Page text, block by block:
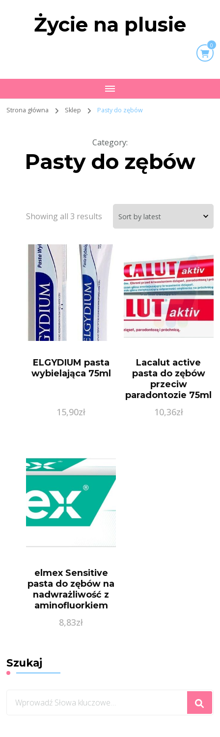
Życie na plusie
0
Strona główna Sklep Pasty do zębów
Category:
Pasty do zębów
Showing all 3 results
ELGYDIUM pasta
wybielająca 75ml
15,90zł
Lacalut active
pasta do zębów
przeciw
paradontozie 75ml
10,36zł
elmex Sensitive
pasta do zębów na
nadwrażliwość z
aminofluorkiem
8,83zł
Szukaj
czegoś?